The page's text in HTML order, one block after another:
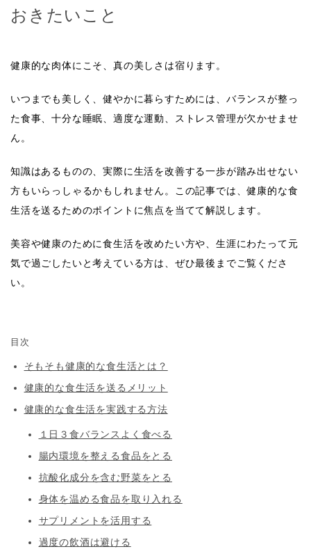
おきたいこと
健康的な肉体にこそ、真の美しさは宿ります。
いつまでも美しく、健やかに暮らすためには、バランスが整っ
た食事、十分な睡眠、適度な運動、ストレス管理が欠かせませ
ん。
知識はあるものの、実際に生活を改善する一歩が踏み出せない
方もいらっしゃるかもしれません。この記事では、健康的な食
生活を送るためのポイントに焦点を当てて解説します。
美容や健康のために食生活を改めたい方や、生涯にわたって元
気で過ごしたいと考えている方は、ぜひ最後までご覧くださ
い。
目次
そもそも健康的な食生活とは？
健康的な食生活を送るメリット
健康的な食生活を実践する方法
１日３食バランスよく食べる
腸内環境を整える食品をとる
抗酸化成分を含む野菜をとる
身体を温める食品を取り入れる
サプリメントを活用する
過度の飲酒は避ける